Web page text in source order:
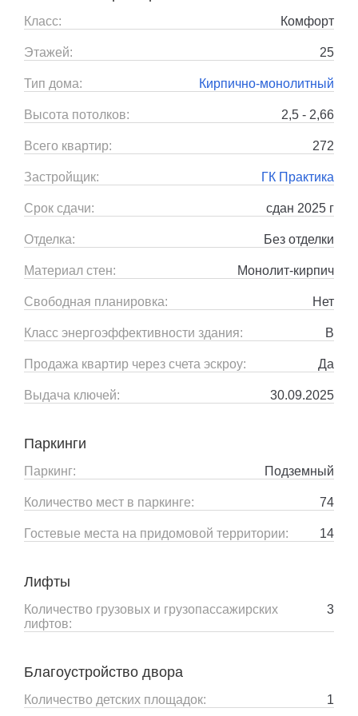
Класс: Комфорт
Этажей: 25
Тип дома: Кирпично-монолитный
Высота потолков: 2,5 - 2,66
Всего квартир: 272
Застройщик: ГК Практика
Срок сдачи: сдан 2025 г
Отделка: Без отделки
Материал стен: Монолит-кирпич
Свободная планировка: Нет
Класс энергоэффективности здания: B
Продажа квартир через счета эскроу: Да
Выдача ключей: 30.09.2025
Паркинги
Паркинг: Подземный
Количество мест в паркинге: 74
Гостевые места на придомовой территории: 14
Лифты
Количество грузовых и грузопассажирских
лифтов:
3
Благоустройство двора
Количество детских площадок: 1